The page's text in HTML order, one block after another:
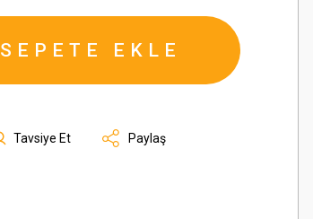
SEPETE EKLE
Tavsiye Et Paylaş